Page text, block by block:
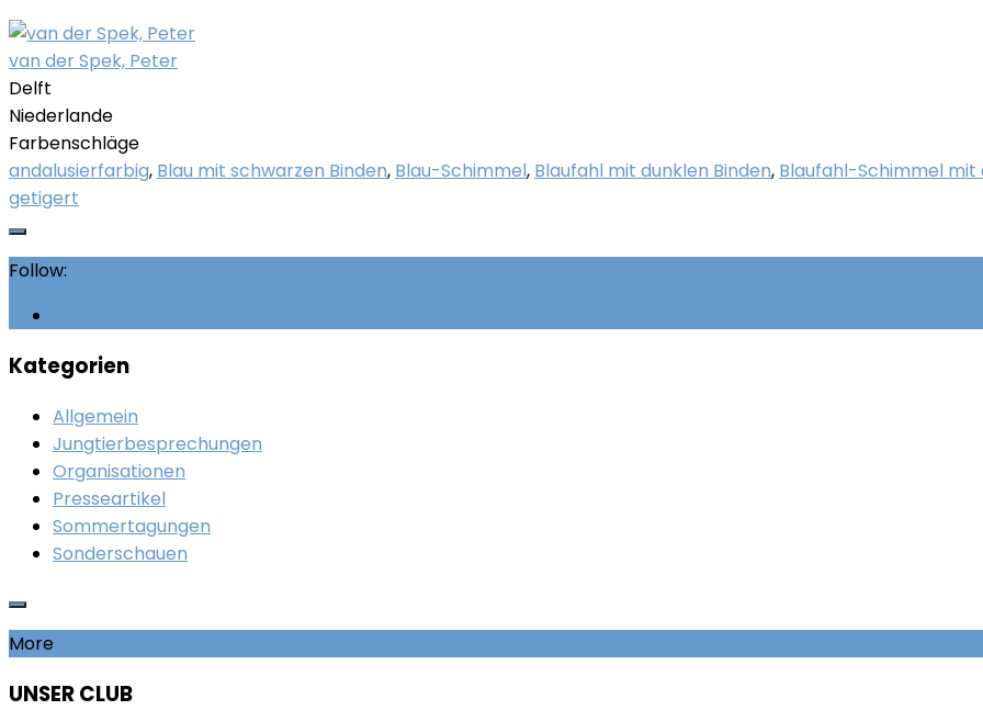
van der Spek, Peter
Delft
Niederlande
Farbenschläge
andalusierfarbig, Blau mit schwarzen Binden, Blau-Schimmel, Blaufahl mit dunklen Binden, Blaufahl-Schimmel mit
getigert
Follow:
Kategorien
Allgemein
Jungtierbesprechungen
Organisationen
Presseartikel
Sommertagungen
Sonderschauen
More
UNSER CLUB